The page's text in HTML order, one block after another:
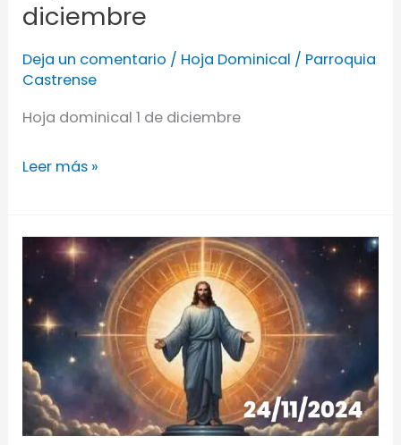
diciembre
Deja un comentario / Hoja Dominical / Parroquia
Castrense
Hoja dominical 1 de diciembre
Leer más »
Hoja
dominical
24
de
noviembre